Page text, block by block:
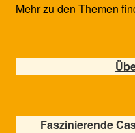
Mehr zu den Themen
Faszinierende